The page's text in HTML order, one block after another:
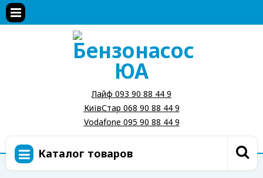
Лайф 093 90 88 44 9
КиївСтар 068 90 88 44 9
Vodafone 095 90 88 44 9
Каталог товаров